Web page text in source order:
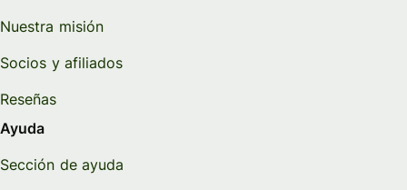
Nuestra misión
Socios y afiliados
Reseñas
Ayuda
Sección de ayuda